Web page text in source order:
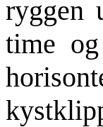
ryggen
time